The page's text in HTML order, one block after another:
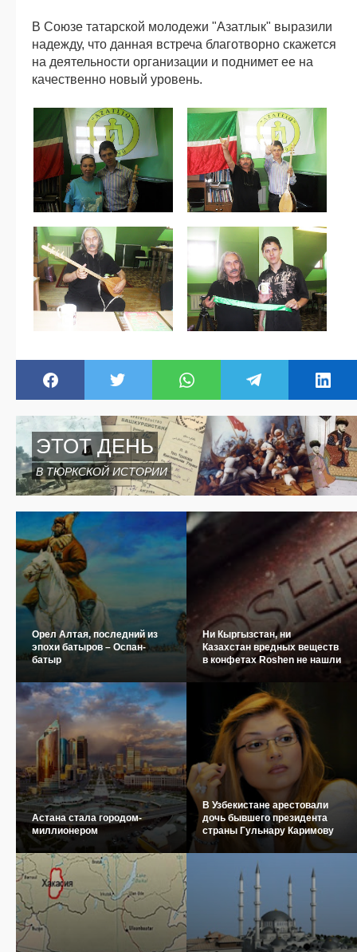
В Союзе татарской молодежи "Азатлык" выразили
надежду, что данная встреча благотворно скажется
на деятельности организации и поднимет ее на
качественно новый уровень.
ЭТОТ ДЕНЬ
В ТЮРКСКОЙ ИСТОРИИ
Орел Алтая, последний из
эпохи батыров – Оспан-
батыр
Ни Кыргызстан, ни
Казахстан вредных веществ
в конфетах Roshen не нашли
Астана стала городом-
миллионером
В Узбекистане арестовали
дочь бывшего президента
страны Гульнару Каримову